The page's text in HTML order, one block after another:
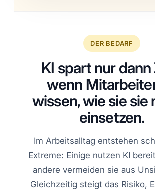
DER BEDARF
KI spart nur dann
wenn
wissen, wie sie sie
einsetzen.
Im Arbeitsalltag entstehen
Extreme: Einige nutzen KI
andere vermeiden sie aus
Gleichzeitig steigt das Risiko,